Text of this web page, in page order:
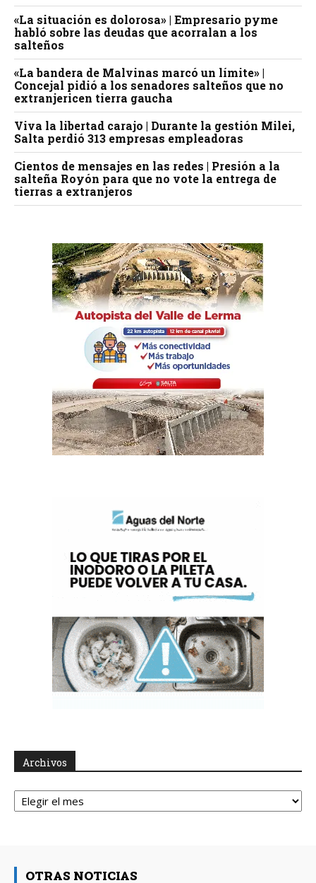
«La situación es dolorosa» | Empresario pyme
habló sobre las deudas que acorralan a los
salteños
«La bandera de Malvinas marcó un límite» |
Concejal pidió a los senadores salteños que no
extranjericen tierra gaucha
Viva la libertad carajo | Durante la gestión Milei,
Salta perdió 313 empresas empleadoras
Cientos de mensajes en las redes | Presión a la
salteña Royón para que no vote la entrega de
tierras a extranjeros
Archivos
Archivos
OTRAS NOTICIAS